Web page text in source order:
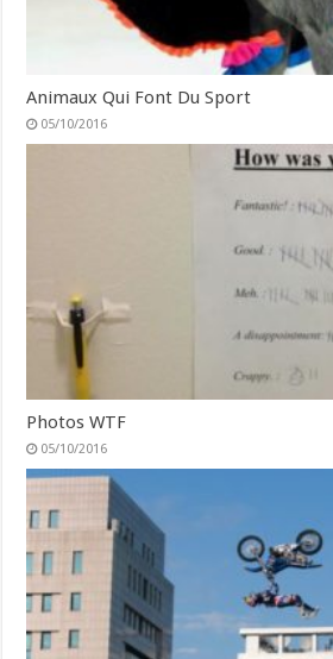
Animaux Qui Font Du Sport
05/10/2016
Photos WTF
05/10/2016